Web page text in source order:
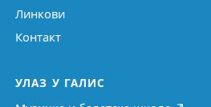
Линкови
Контакт
УЛАЗ У ГАЛИС